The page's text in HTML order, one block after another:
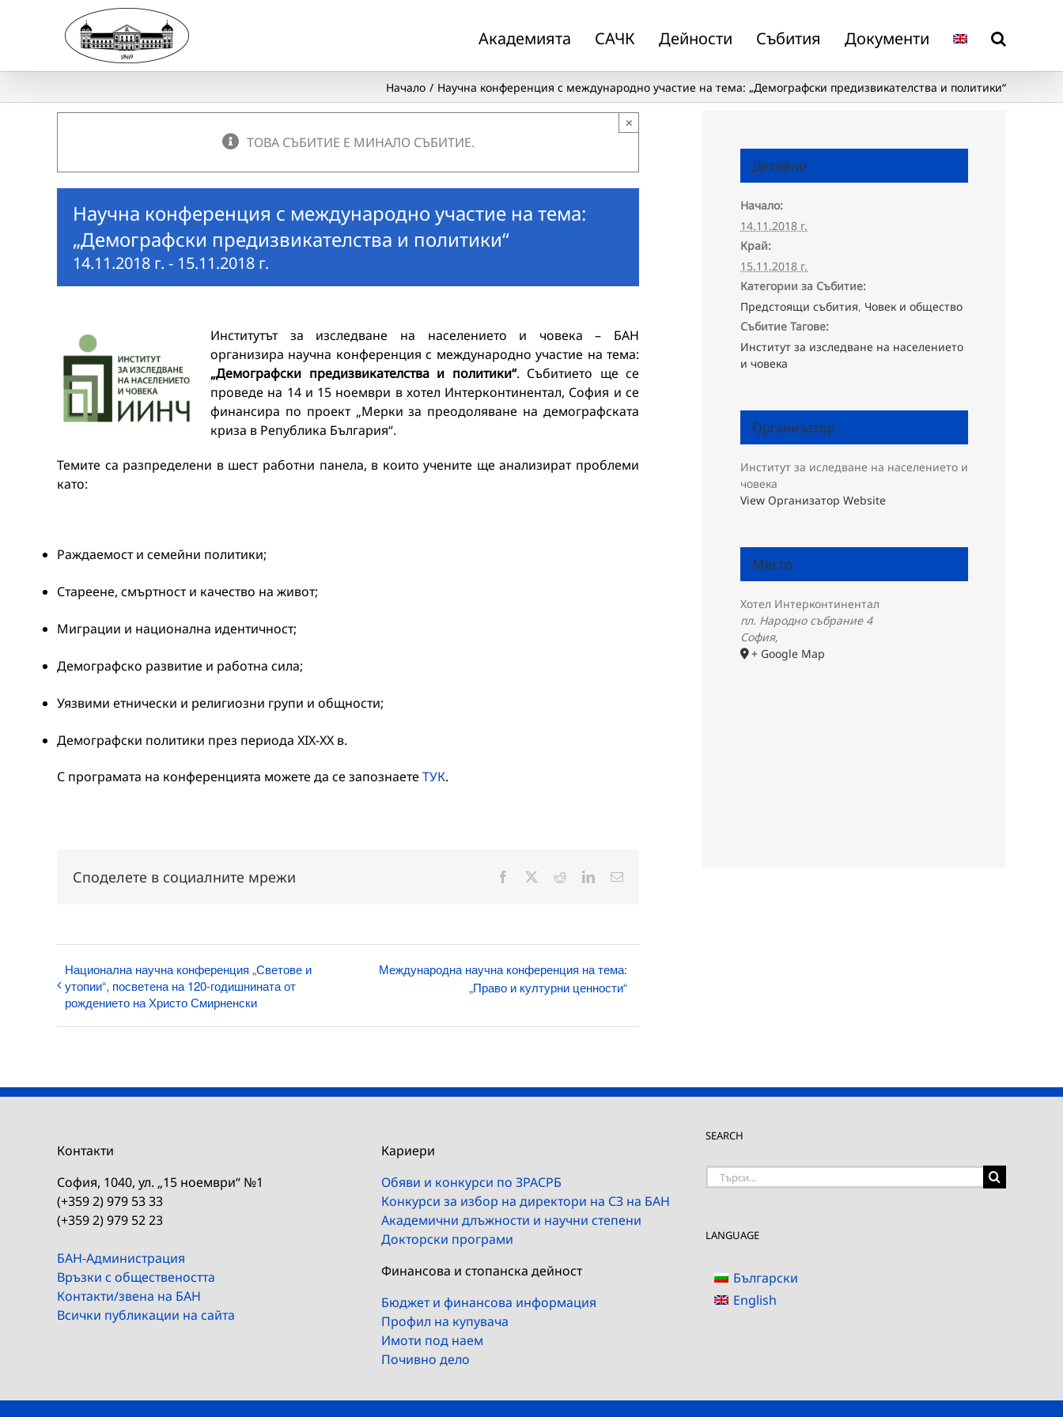
Академията САЧК Дейности Събития Документи
Начало Научна конференция с международно участие на тема: „Демографски предизвикателства и политики“
ТОВА СЪБИТИЕ Е МИНАЛО СЪБИТИЕ.
×
Научна конференция с международно участие на тема:
„Демографски предизвикателства и политики“
14.11.2018 г. - 15.11.2018 г.
Институтът за изследване на населението и човека – БАН
организира научна конференция с международно участие на тема:
„Демографски предизвикателства и политики“. Събитието ще се
проведе на 14 и 15 ноември в хотел Интерконтинентал, София и се
финансира по проект „Мерки за преодоляване на демографската
криза в Република България“.
Темите са разпределени в шест работни панела, в които учените ще анализират проблеми
като:
Раждаемост и семейни политики;
Стареене, смъртност и качество на живот;
Миграции и национална идентичност;
Демографско развитие и работна сила;
Уязвими етнически и религиозни групи и общности;
Демографски политики през периода XIX-ХХ в.
С програмата на конференцията можете да се запознаете ТУК.
Споделете в социалните мрежи Facebook RedditLinkedInЕлектронна
Национална научна конференция „Светове и
утопии“, посветена на 120-годишнината от
рождението на Христо Смирненски
Международна научна конференция на тема:
„Право и културни ценности“
Детайли
Начало:
14.11.2018 г.
Край:
15.11.2018 г.
Категории за Събитие:
Предстоящи събития, Човек и общество
Събитие Тагове:
Институт за изследване на населението
и човека
Организатор
Институт за иследване на населението и
човека
View Организатор Website
Място
Хотел Интерконтинентал
пл. Народно събрание 4
София,
+ Google Map
Контакти
София, 1040, ул. „15 ноември“ №1
(+359 2) 979 53 33
(+359 2) 979 52 23
БАН-Администрация
Връзки с обществеността
Контакти/звена на БАН
Всички публикации на сайта
Кариери
Обяви и конкурси по ЗРАСРБ
Конкурси за избор на директори на СЗ на БАН
Академични длъжности и научни степени
Докторски програми
Финансова и стопанска дейност
Бюджет и финансова информация
Профил на купувача
Имоти под наем
Почивно дело
SEARCH
Търсене
LANGUAGE
Български
English